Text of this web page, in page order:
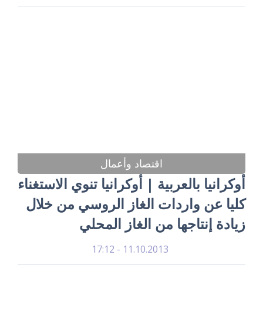
اقتصاد وأعمال
أوكرانيا بالعربية | أوكرانيا تنوي الاستغناء
كليا عن واردات الغاز الروسي من خلال
زيادة إنتاجها من الغاز المحلي
11.10.2013 - 17:12